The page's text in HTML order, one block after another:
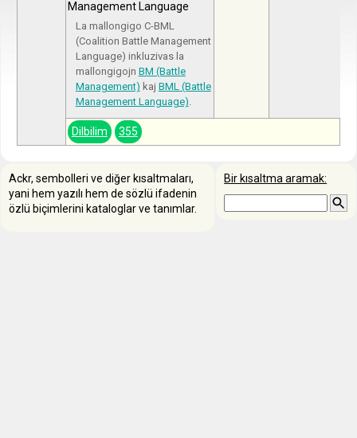
Management Language
La mallongigo C-BML
(Coalition Battle Management
Language) inkluzivas la
mallongigojn BM (Battle
Management) kaj BML (Battle
Management Language)
Dilbilim 355
Bir kısaltma aramak:
Ackr, sembolleri ve diğer kısaltmaları,
yani hem yazılı hem de sözlü ifadenin
özlü biçimlerini kataloglar ve tanımlar.